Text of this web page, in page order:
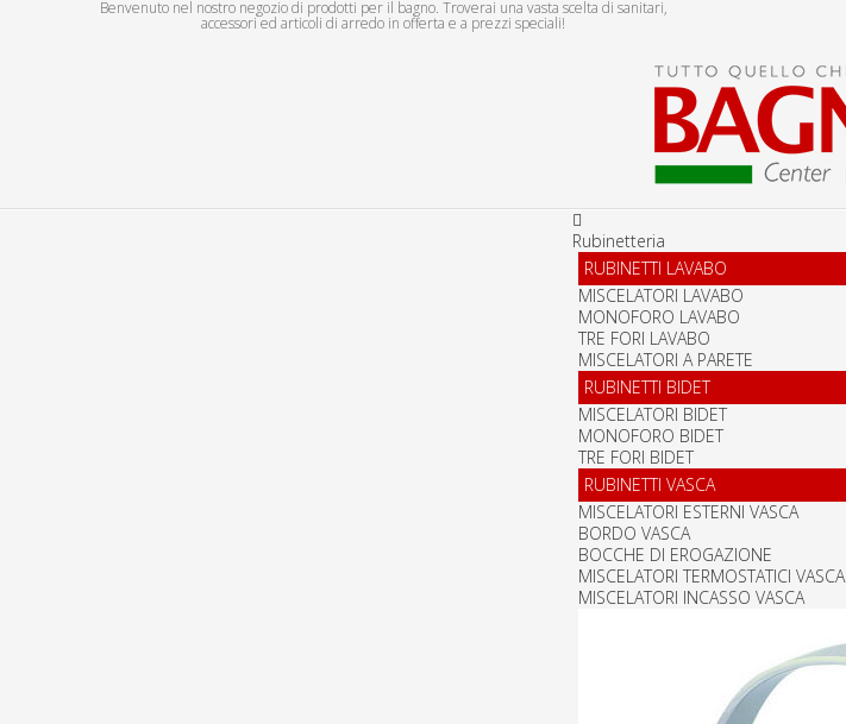
Benvenuto nel nostro negozio di prodotti per il bagno. Troverai una vasta scelta di sanitari,
accessori ed articoli di arredo in offerta e a prezzi speciali!
Rubinetteria
RUBINETTI LAVABO
MISCELATORI LAVABO
MONOFORO LAVABO
TRE FORI LAVABO
MISCELATORI A PARETE
RUBINETTI BIDET
MISCELATORI BIDET
MONOFORO BIDET
TRE FORI BIDET
RUBINETTI VASCA
MISCELATORI ESTERNI VASCA
BORDO VASCA
BOCCHE DI EROGAZIONE
MISCELATORI TERMOSTATICI VASCA
MISCELATORI INCASSO VASCA